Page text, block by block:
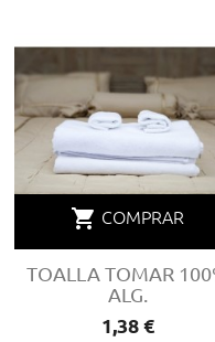
TOALLA TOMAR
ALG.
Precio
1,38 €
shopping_cart COMPRAR